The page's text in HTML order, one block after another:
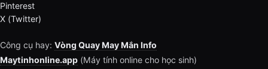
Pinterest
X (Twitter)
Công cụ hay: Vòng Quay May Mắn Info
Maytinhonline.app (Máy tính online cho học sinh)